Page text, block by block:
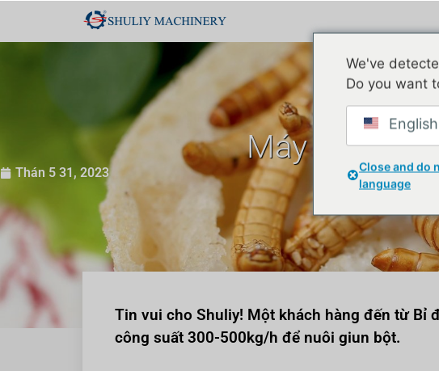
Máy tách
Thán 5 31, 2023
Tin vui cho Shuliy! Một khách hàng đến từ Bỉ
công suất 300-500kg/h để nuôi giun bột.
We've
Do you want
English
Close and do
language